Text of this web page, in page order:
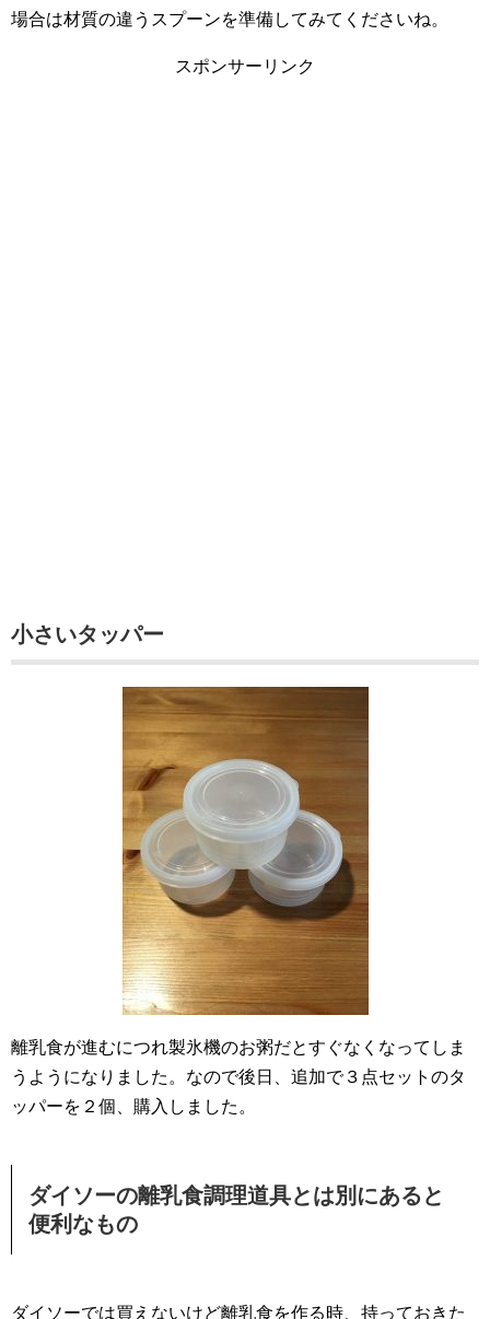
場合は材質の違うスプーンを準備してみてくださいね。
スポンサーリンク
小さいタッパー
離乳食が進むにつれ製氷機のお粥だとすぐなくなってしま
うようになりました。なので後日、追加で３点セットのタ
ッパーを２個、購入しました。
ダイソーの離乳食調理道具とは別にあると
便利なもの
ダイソーでは買えないけど離乳食を作る時、持っておきた